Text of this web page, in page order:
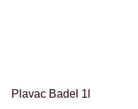
Plavac Badel 1l